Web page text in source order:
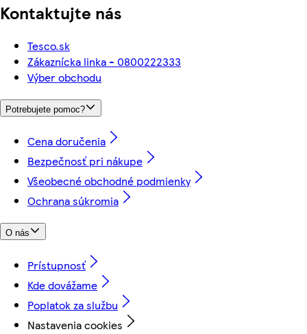
Kontaktujte nás
Tesco.sk
Zákaznícka linka - 0800222333
Výber obchodu
Potrebujete pomoc?
Cena doručenia
Bezpečnosť pri nákupe
Všeobecné obchodné podmienky
Ochrana súkromia
O nás
Prístupnosť
Kde dovážame
Poplatok za službu
Nastavenia cookies